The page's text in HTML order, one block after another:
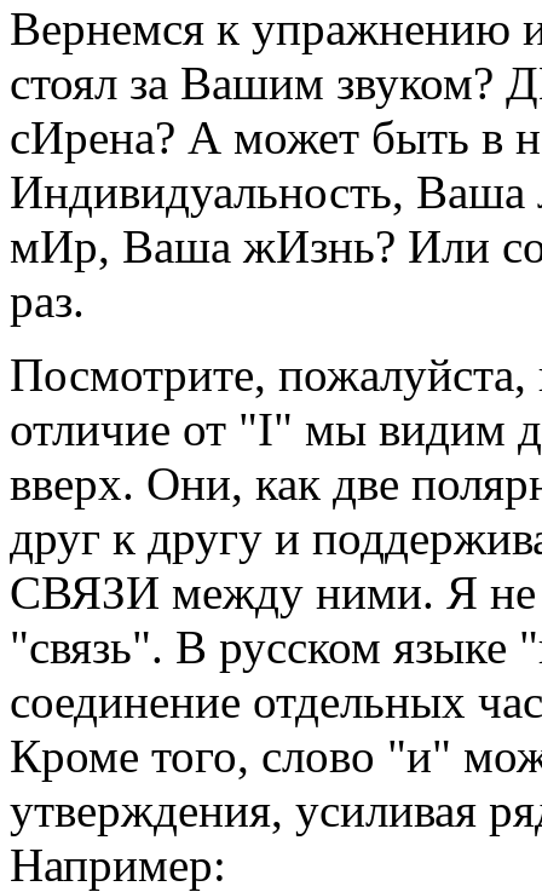
Вернемся к упражнению
стоял за Вашим звуком?
сИрена? А может быть в
Индивидуальность,
мИр, Ваша жИзнь? Или
раз.
Посмотрите,
отличие от "I" мы видим
вверх. Они, как две
друг к другу и
СВЯЗИ между ними. Я не
"связь". В русском языке
соединение отдельных
Кроме того, слово "и"
утверждения, усиливая
Например: